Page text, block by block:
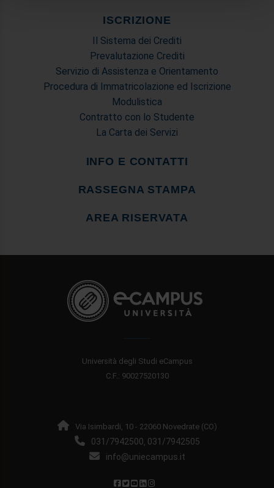
informazioni sul modo in cui utilizza il nostro sito con i
pubblicità e social media, i quali potrebbero combinarle
con altre informazioni che ha fornito loro o che hanno
raccolto dal suo utilizzo dei loro servizi.
ISCRIZIONE
Il Sistema dei Crediti
Prevalutazione Crediti
Servizio di Assistenza e Orientamento
Procedura di Immatricolazione ed Iscrizione
Modulistica
Contratto con lo Studente
La Carta dei Servizi
INFO E CONTATTI
RASSEGNA STAMPA
AREA RISERVATA
Università degli Studi eCampus
C.F.: 90027520130
Via Isimbardi, 10 - 22060 Novedrate (CO)
031/7942500, 031/7942505
info@uniecampus.it